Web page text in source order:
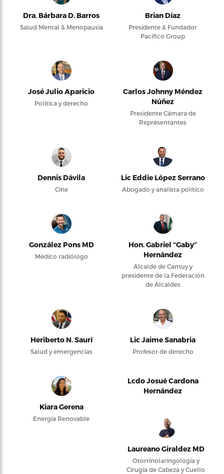
Dra. Bárbara D. Barros
Salud Mental & Menopausia
Brian Díaz
Presidente & Fundador
Pacifico Group
José Julio Aparicio
Política y derecho
Carlos Johnny Méndez
Núñez
Presidente Cámara de
Representantes
Dennis Dávila
Cine
Lic Eddie López Serrano
Abogado y analista político
González Pons MD
Médico radiólogo
Hon. Gabriel “Gaby”
Hernández
Alcalde de Camuy y
presidente de la Federación
de Alcaldes
Heriberto N. Saurí
Salud y emergencias
Lic Jaime Sanabria
Profesor de derecho
Kiara Gerena
Energía Renovable
Lcdo Josué Cardona
Hernández
Laureano Giraldez MD
Otorrinolaringología y
Cirugía de Cabeza y Cuello